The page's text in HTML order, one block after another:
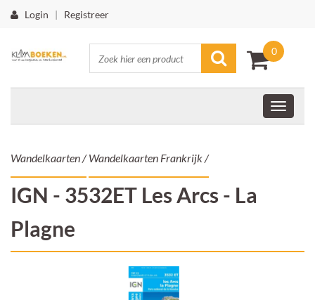
Login | Registreer
0
Wandelkaarten/ Wandelkaarten Frankrijk/
IGN - 3532ET Les Arcs - La
Plagne